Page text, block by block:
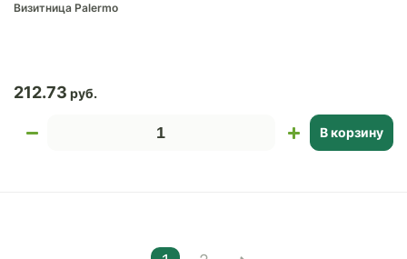
Визитница Palermo
212.73
В корзину